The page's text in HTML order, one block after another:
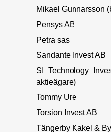
Mikael Gunnarsson
Pensys AB
Petra sas
Sandante Invest AB
SI Technology
aktieägare)
Tommy Ure
Torsion Invest AB
Tängerby Kakel &